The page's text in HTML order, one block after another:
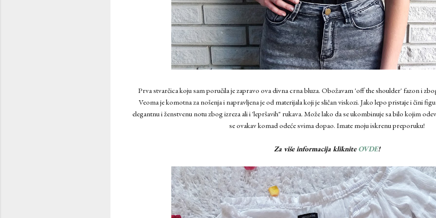
Prva stvarčica koju sam poručila je zapravo ova divna crna bluza. Obožavam 'off the shoulder' fazon i
Veoma je komotna za nošenja i napravljena je od materijala koji je sličan viskozi. Jako lepo pristaje i čini
elegantnu i ženstvenu notu zbog izreza ali i 'lepršavih" rukava. Može lako da se ukombinuje sa bilo kojim
se ovakav komad odeće svima dopao. Imate moju iskrenu preporuku!
Za više informacija kliknite OVDE!